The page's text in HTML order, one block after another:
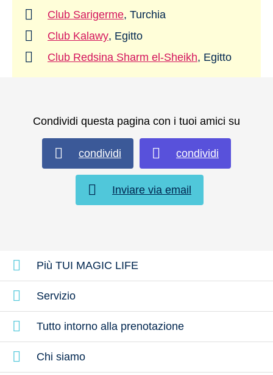
Club Sarigerme, Turchia
Club Kalawy, Egitto
Club Redsina Sharm el-Sheikh, Egitto
Condividi questa pagina con i tuoi amici su
condividi condividi
Inviare via email
Più TUI MAGIC LIFE
Servizio
Tutto intorno alla prenotazione
Chi siamo